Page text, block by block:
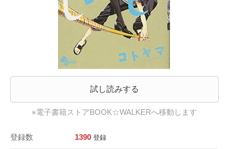
試し読みする
※電子書籍ストアBOOK☆WALKERへ移動します
登録数 1390 登録